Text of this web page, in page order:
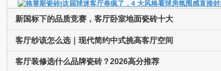
新国标下的品质竞赛，客厅卧室地面瓷砖十大
客厅纱该怎么选｜现代简约中式挑高客厅空间
客厅装修选什么品牌瓷砖？2026高分推荐